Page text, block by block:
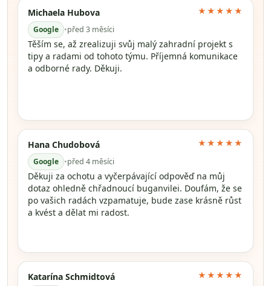
Michaela Hubova
Google •před 3 měsíci
★★★★★
Těším se, až zrealizuji svůj malý zahradní projekt s
tipy a radami od tohoto týmu. Příjemná komunikace
a odborné rady. Děkuji.
Hana Chudobová
Google •před 4 měsíci
★★★★★
Děkuji za ochotu a vyčerpávající odpověď na můj
dotaz ohledně chřadnoucí buganvilei. Doufám, že se
po vašich radách vzpamatuje, bude zase krásně růst
a kvést a dělat mi radost.
Katarína Schmidtová ★★★★★